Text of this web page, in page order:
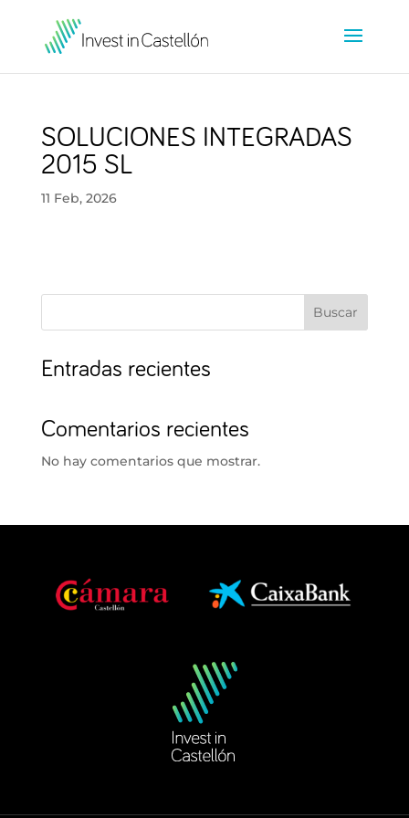
SOLUCIONES INTEGRADAS
2015 SL
11 Feb, 2026
Buscar
Entradas recientes
Comentarios recientes
No hay comentarios que mostrar.